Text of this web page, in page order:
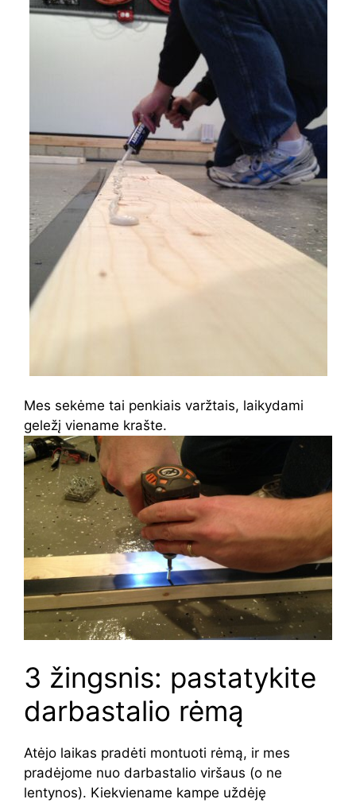
Mes sekėme tai penkiais varžtais, laikydami
geležį viename krašte.
3 žingsnis: pastatykite
darbastalio rėmą
Atėjo laikas pradėti montuoti rėmą, ir mes
pradėjome nuo darbastalio viršaus (o ne
lentynos). Kiekviename kampe uždėję